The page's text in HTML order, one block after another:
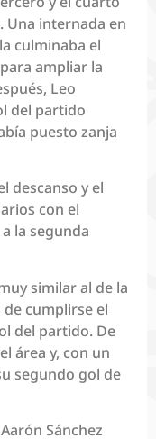
Una internada en
culminaba el
ampliar la
Leo
del partido
puesto zanja
descanso y el
con el
la segunda
similar al de la
cumplirse el
del partido. De
área y, con un
segundo gol de
Sánchez